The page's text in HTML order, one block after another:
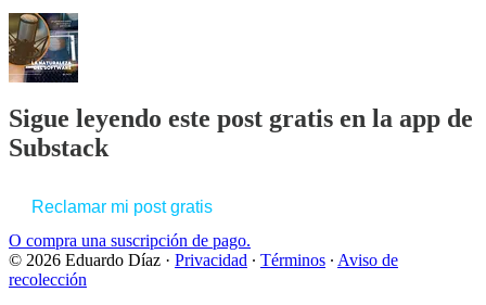
Sigue leyendo este post gratis en la app de
Substack
Reclamar mi post gratis
O compra una suscripción de pago.
© 2026 Eduardo Díaz · Privacidad ∙ Términos ∙ Aviso de
recolección